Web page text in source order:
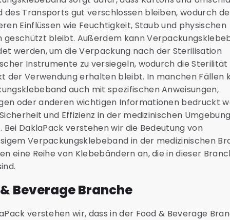
des Transports gut verschlossen bleiben, wodurch
Einflüssen wie Feuchtigkeit, Staub und physischen
geschützt bleibt. Außerdem kann
werden, um die Verpackung nach der Sterilisation
Instrumente zu versiegeln, wodurch die Sterilität
der Verwendung erhalten bleibt. In manchen Fällen
auch mit spezifischen Anweisungen,
oder anderen wichtigen Informationen bedruckt
und Effizienz in der medizinischen
DaklaPack verstehen wir die Bedeutung von
Verpackungsklebeband in der medizinischen
eine Reihe von Klebebändern an, die in dieser
Beverage Branche
verstehen wir, dass in der Food & Beverage